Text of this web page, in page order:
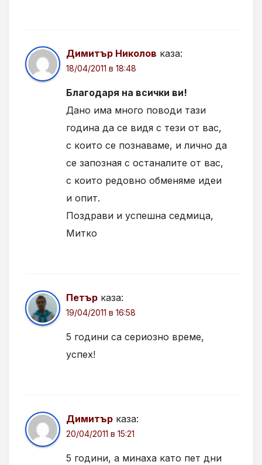
Димитър Николов каза:
18/04/2011 в 18:48
Благодаря на всички ви!
Дано има много поводи тази
година да се видя с тези от вас,
с които се познаваме, и лично да
се запозная с останалите от вас,
с които редовно обменяме идеи
и опит.
Поздрави и успешна седмица,
Митко
Петър каза:
19/04/2011 в 16:58
5 години са сериозно време,
успех!
Димитър каза:
20/04/2011 в 15:21
5 години, а минаха като пет дни